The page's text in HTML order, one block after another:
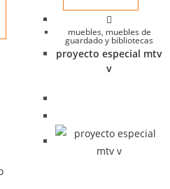
muebles, muebles de
guardado y bibliotecas
proyecto especial mtv
v